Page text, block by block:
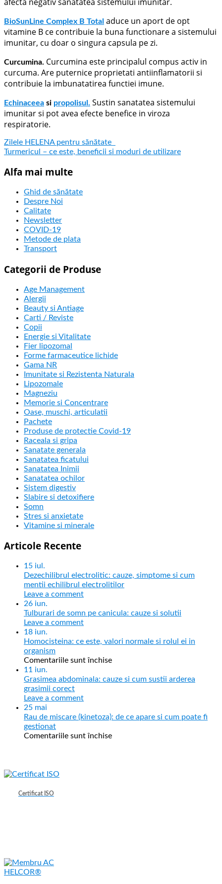
BioSunLine Complex B Total aduce un aport de opt
vitamine B ce contribuie la buna functionare a sistemului
imunitar, cu doar o singura capsula pe zi.
Curcumina. Curcumina este principalul compus activ in
curcuma. Are puternice proprietati antiinflamatorii si
contribuie la imbunatatirea functiei imune.
Echinaceea si propolisul. Sustin sanatatea sistemului
imunitar si pot avea efecte benefice in viroza
respiratorie.
Zilele HELENA pentru sănătate
Turmericul – ce este, beneficii si moduri de utilizare
Alfa mai multe
Ghid de sănătate
Despre Noi
Calitate
Newsletter
COVID-19
Metode de plata
Transport
Categorii de Produse
Age Management
Alergii
Beauty si Antiage
Carti / Reviste
Copii
Energie si Vitalitate
Fier lipozomal
Forme farmaceutice lichide
Gama NR
Imunitate si Rezistenta Naturala
Lipozomale
Magneziu
Memorie si Concentrare
Oase, muschi, articulatii
Pachete
Produse de protectie Covid-19
Raceala si gripa
Sanatate generala
Sanatatea ficatului
Sanatatea Inimii
Sanatatea ochilor
Sistem digestiv
Slabire si detoxifiere
Somn
Stres si anxietate
Vitamine si minerale
Articole Recente
15 iul.
Dezechilibrul electrolitic: cauze, simptome si cum
mentii echilibrul electrolitilor
Leave a comment
26 iun.
Tulburari de somn pe canicula: cauze si solutii
Leave a comment
18 iun.
Homocisteina: ce este, valori normale si rolul ei in
organism
Comentariile sunt închise
11 iun.
Grasimea abdominala: cauze si cum sustii arderea
grasimii corect
Leave a comment
25 mai
Rau de miscare (kinetoza): de ce apare si cum poate fi
gestionat
Comentariile sunt închise
Certificat ISO